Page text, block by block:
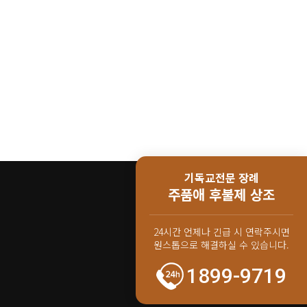
기독교전문 장례
주품애 후불제 상조
24시간 언제나 긴급 시 연락주시면
원스톱으로 해결하실 수 있습니다.
1899-9719